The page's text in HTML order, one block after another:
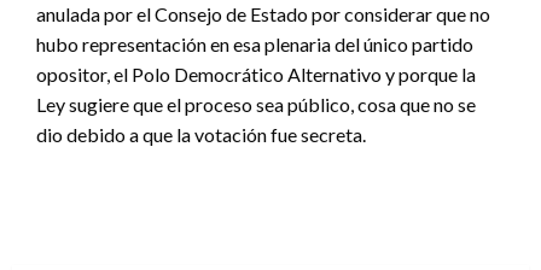
anulada por el Consejo de Estado por considerar que no
hubo representación en esa plenaria del único partido
opositor, el Polo Democrático Alternativo y porque la
Ley sugiere que el proceso sea público, cosa que no se
dio debido a que la votación fue secreta.